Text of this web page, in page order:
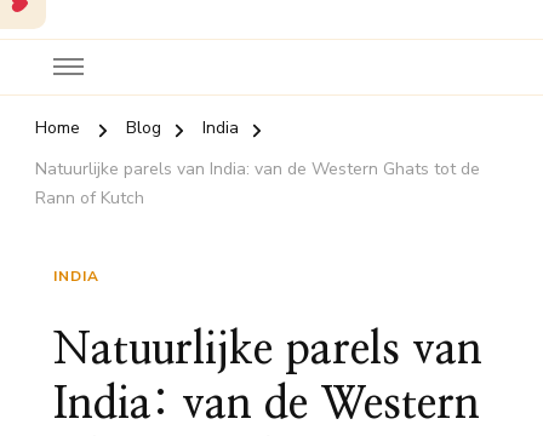
Home Blog
India
Natuurlijke parels van India: van de Western Ghats tot de
Rann of Kutch
INDIA
Natuurlijke parels van
India: van de Western